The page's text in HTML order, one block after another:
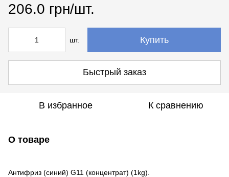
206.0 грн/шт.
шт. Купить
Быстрый заказ
В избранное К сравнению
О товаре
Антифриз (синий) G11 (концентрат) (1kg).